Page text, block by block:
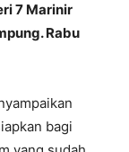
7 Marinir
Rabu
bagi